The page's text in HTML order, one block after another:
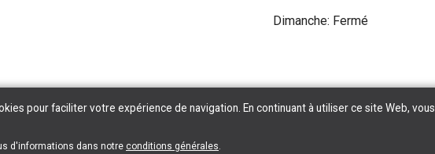
Dimanche: Fermé
Copyright © 2026 Tilroy. All Rights Reserved | Powered By
pour faciliter votre expérience de navigation. En continuant à utiliser ce site Web, vous
d'informations dans notre conditions générales.